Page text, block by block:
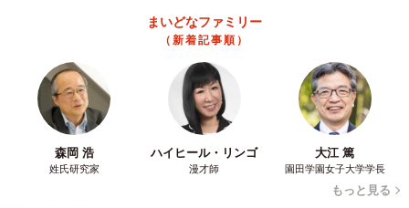
まいどなファミリー
（新着記事順）
森岡 浩
姓氏研究家
ハイヒール・リンゴ
漫才師
大江 篤
園田学園女子大学学長
もっと見る